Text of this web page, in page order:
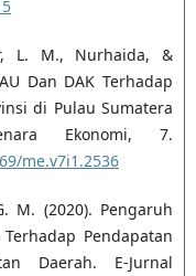
L. M., Nurhaida, &
Dan DAK Terhadap
di Pulau Sumatera
Ekonomi, 7.
me.v7i1.2536
M. (2020). Pengaruh
Pendapatan
Daerah. E-Jurnal